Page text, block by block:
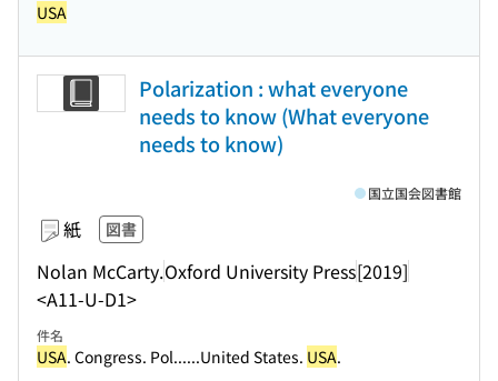
USA
Polarization : what everyone
needs to know (What everyone
needs to know)
紙 図書
Nolan McCarty.Oxford University Press[2019]
<A11-U-D1>
国立国会図書館
件名
USA. Congress. Pol......United States. USA.